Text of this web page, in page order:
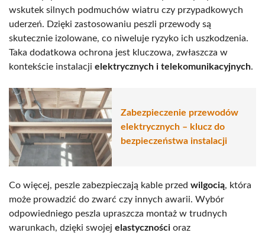
wskutek silnych podmuchów wiatru czy przypadkowych
uderzeń. Dzięki zastosowaniu peszli przewody są
skutecznie izolowane, co niweluje ryzyko ich uszkodzenia.
Taka dodatkowa ochrona jest kluczowa, zwłaszcza w
kontekście instalacji elektrycznych i telekomunikacyjnych.
Zabezpieczenie przewodów
elektrycznych – klucz do
bezpieczeństwa instalacji
Co więcej, peszle zabezpieczają kable przed wilgocią, która
może prowadzić do zwarć czy innych awarii. Wybór
odpowiedniego peszla upraszcza montaż w trudnych
warunkach, dzięki swojej elastyczności oraz